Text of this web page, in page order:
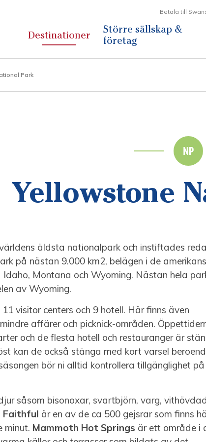
Betala till
Destinationer
Större sällskap &
företag
Park
Yellowstone
äldsta nationalpark och instiftades
på nästan 9.000 km2, belägen i de
Montana och Wyoming. Nästan hela
av Wyoming.
visitor centers och 9 hotell. Här finns även
affärer och picknick-områden.
och de flesta hotell och restauranger är
kan de också stänga med kort varsel
bör ni alltid kontrollera tillgänglighet på
såsom bisonoxar, svartbjörn, varg, vithövdad
Faithful är en av de ca 500 gejsrar som finns
minut. Mammoth Hot Springs är ett område i